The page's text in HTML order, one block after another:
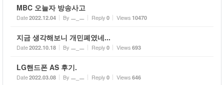
MBC 오늘자 방송사고
Date2022.12.04 By ㅡ_ㅡ Reply 0 Views 10470
지금 생각해보니 개민폐였네...
Date2022.10.18 By ㅡ_ㅡ Reply 0 Views 693
LG핸드폰 AS 후기.
Date2022.03.08 By ㅡ_ㅡ Reply 0 Views 646